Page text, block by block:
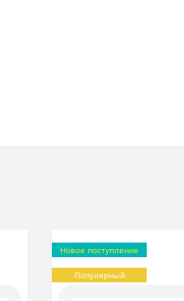
Новое поступление
Популярный